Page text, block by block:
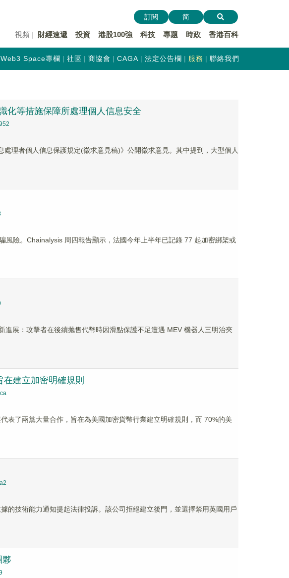
視頻 財經速遞 投資 港股100強 科技 專題 時政 香港百科
訂閱 简
Web3 Space專欄 社區 商協會 CAGA 法定公告欄 服務 聯絡我們
化等措施保障所處理個人信息安全
理者個人信息保護規定(徵求意見稿)》公開徵求意見。其中提到，大型個人
風險。Chainalysis 周四報告顯示，法國今年上半年已記錄 77 起加密綁架或
展：攻擊者在後續抛售代幣時因滑點保護不足遭遇 MEV 機器人三明治夾
建立加密明確規則
表了兩黨大量合作，旨在為美國加密貨幣行業建立明確規則，而 70%的美
的技術能力通知提起法律投訴。該公司拒絕建立後門，並選擇禁用英國用戶
夥